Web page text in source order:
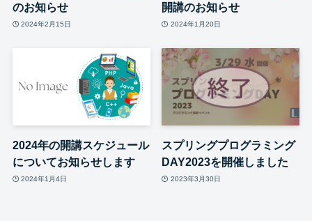
のお知らせ
2024年2月15日
開講のお知らせ
2024年1月20日
2024年の開講スケジュール
についてお知らせします
2024年1月4日
スプリングプログラミング
DAY2023を開催しました
2023年3月30日